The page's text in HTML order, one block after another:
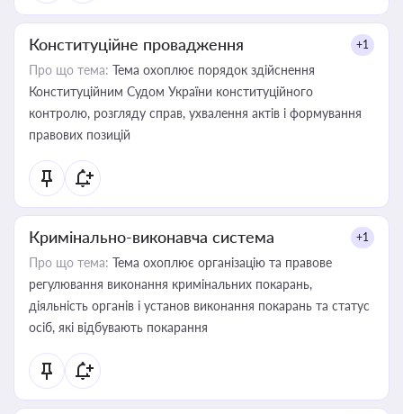
Конституційне провадження +1
Про що тема: Тема охоплює порядок здійснення
Конституційним Судом України конституційного
контролю, розгляду справ, ухвалення актів і формування
правових позицій
Кримінально-виконавча система +1
Про що тема: Тема охоплює організацію та правове
регулювання виконання кримінальних покарань,
діяльність органів і установ виконання покарань та статус
осіб, які відбувають покарання